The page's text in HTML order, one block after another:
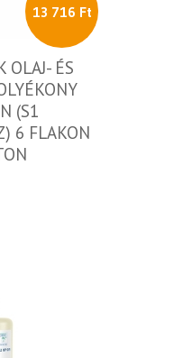
13 716 Ft
OLAJ- ÉS
(S1
6 FLAKON